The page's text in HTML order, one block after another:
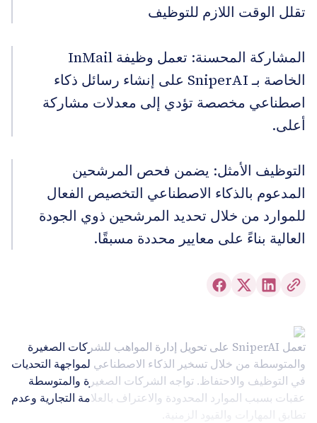
تقلل الوقت اللازم للتوظيف
المشاركة المحسنة: تعمل وظيفة InMail
الخاصة بـ SniperAI على إنشاء رسائل ذكاء
اصطناعي مخصصة تؤدي إلى معدلات مشاركة
أعلى.
التوظيف الأمثل: يضمن فحص المرشحين
المدعوم بالذكاء الاصطناعي التخصيص الفعال
للموارد من خلال تحديد المرشحين ذوي الجودة
العالية بناءً على معايير محددة مسبقًا.
تعمل SniperAI على تحويل إدارة المواهب للشركات الصغيرة
والمتوسطة من خلال تسخير الذكاء الاصطناعي لمواجهة التحديات
في التوظيف والاحتفاظ. تواجه الشركات الصغيرة والمتوسطة
عقبات بسبب الموارد المحدودة والاعتراف بالعلامة التجارية وعدم
تطابق المهارات والقيود الزمنية.